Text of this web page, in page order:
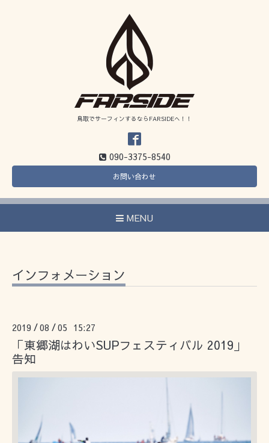
鳥取でサーフィンするならFARSIDEへ！！
090-3375-8540
お問い合わせ
MENU
インフォメーション
2019 /08 /05 15:27
「東郷湖はわいSUPフェスティバル 2019」
告知